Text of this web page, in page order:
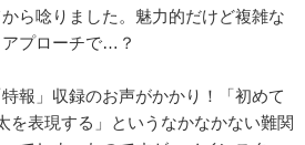
ら唸りました。魅力的だけど複雑な
プローチで…？
報」収録のお声がかかり！「初めて
を表現する」というなかなかない難関